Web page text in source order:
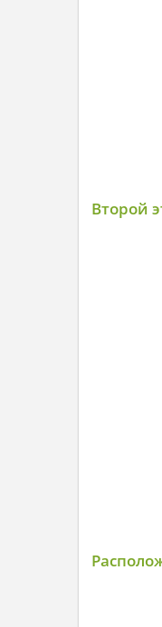
Второй